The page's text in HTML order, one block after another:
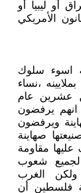
أو ليبيا أو
الأمريكي
اسوء سلوك
،نساء
عشرين عام
يرفضون
ويرفضون
صهاينة
مقاومة
شعوب
الغرب
فلسطين أن